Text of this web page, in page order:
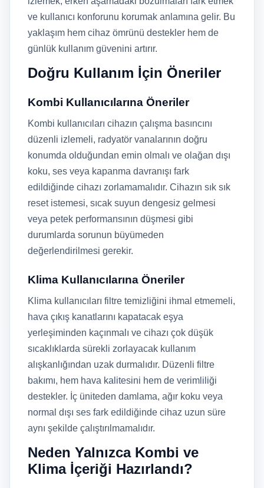
ve kullanıcı konforunu korumak anlamına gelir. Bu
yaklaşım hem cihaz ömrünü destekler hem de
günlük kullanım güvenini artırır.
Doğru Kullanım İçin Öneriler
Kombi Kullanıcılarına Öneriler
Kombi kullanıcıları cihazın çalışma basıncını
düzenli izlemeli, radyatör vanalarının doğru
konumda olduğundan emin olmalı ve olağan dışı
koku, ses veya kapanma davranışı fark
edildiğinde cihazı zorlamamalıdır. Cihazın sık sık
reset istemesi, sıcak suyun dengesiz gelmesi
veya petek performansının düşmesi gibi
durumlarda sorunun büyümeden
değerlendirilmesi gerekir.
Klima Kullanıcılarına Öneriler
Klima kullanıcıları filtre temizliğini ihmal etmemeli,
hava çıkış kanatlarını kapatacak eşya
yerleşiminden kaçınmalı ve cihazı çok düşük
sıcaklıklarda sürekli zorlayacak kullanım
alışkanlığından uzak durmalıdır. Düzenli filtre
bakımı, hem hava kalitesini hem de verimliliği
destekler. İç üniteden damlama, ağır koku veya
normal dışı ses fark edildiğinde cihaz uzun süre
aynı şekilde çalıştırılmamalıdır.
Neden Yalnızca Kombi ve
Klima İçeriği Hazırlandı?